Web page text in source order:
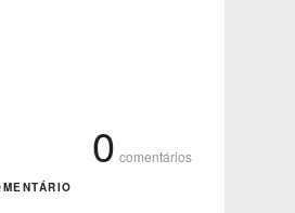
0 comentários